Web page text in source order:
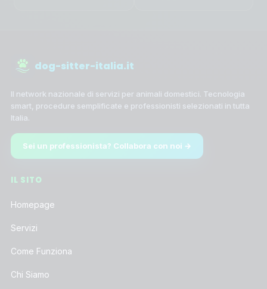
dog-sitter-italia.it
Il network nazionale di servizi per animali domestici. Tecnologia
smart, procedure semplificate e professionisti selezionati in tutta
Italia.
Sei un professionista? Collabora con noi →
IL SITO
Homepage
Servizi
Come Funziona
Chi Siamo